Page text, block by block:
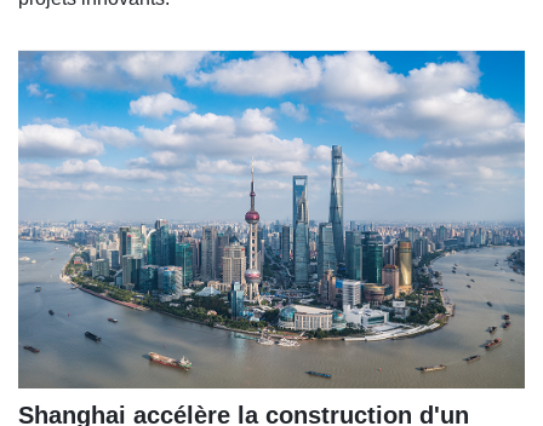
Shanghai accélère la construction d'un